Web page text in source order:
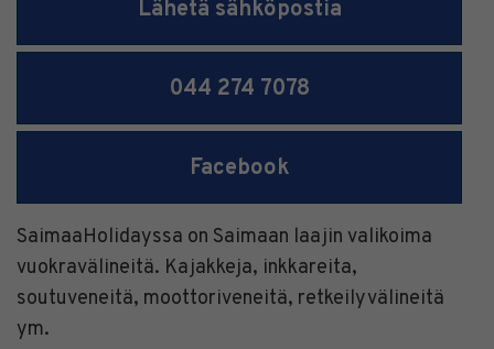
Lähetä sähköpostia
044 274 7078
Facebook
SaimaaHolidayssa on Saimaan laajin valikoima
vuokravälineitä. Kajakkeja, inkkareita,
soutuveneitä, moottoriveneitä, retkeilyvälineitä
ym.